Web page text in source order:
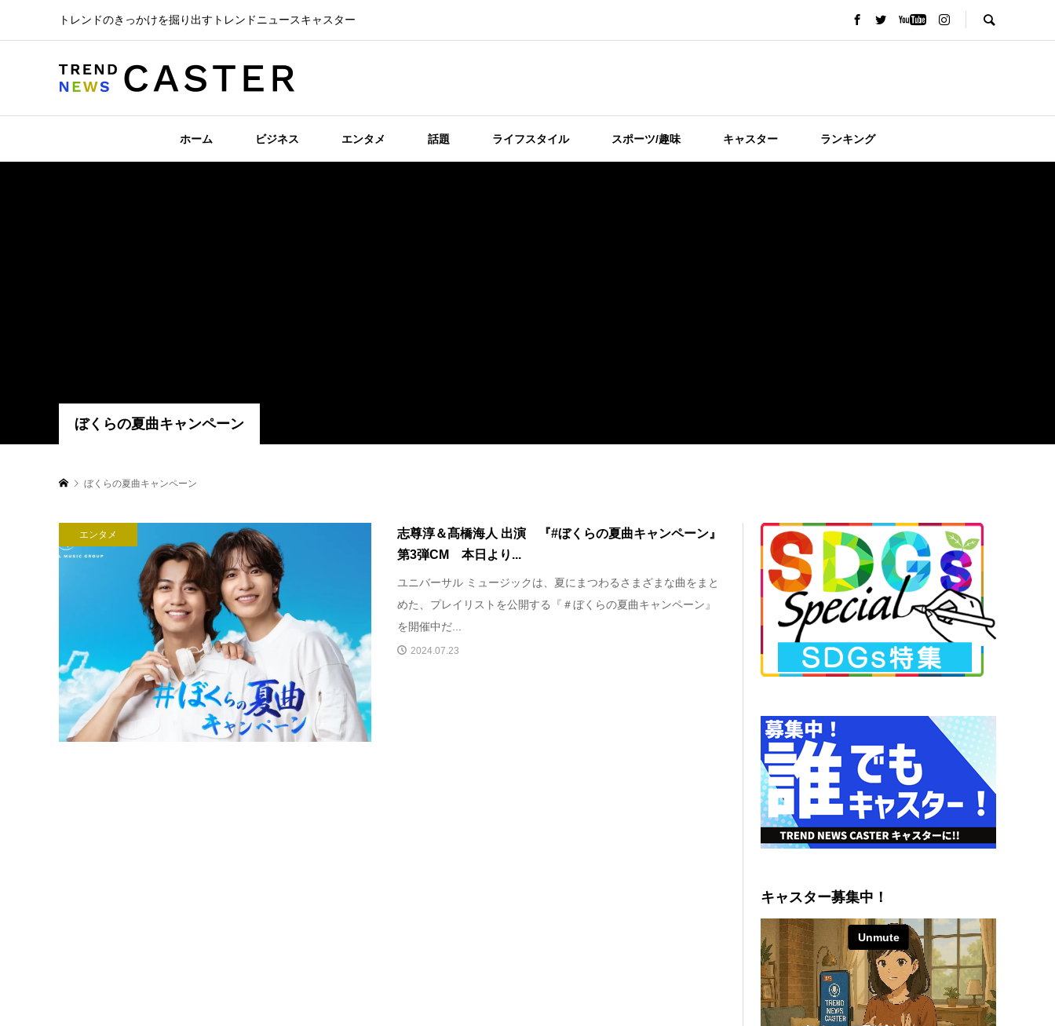
トレンドのきっかけを掘り出すトレンドニュースキャスター
ホーム ビジネス エンタメ 話題 ライフスタイル スポーツ/趣味 キャスター ランキング
ぼくらの夏曲キャンペーン
ぼくらの夏曲キャンペーン
エンタメ
志尊淳＆髙橋海人 出演 『#ぼくらの夏曲キャンペーン』
第3弾CM 本日より...
ユニバーサル ミュージックは、夏にまつわるさまざまな曲をまと
めた、プレイリストを公開する『＃ぼくらの夏曲キャンペーン』
を開催中だ...
2024.07.23
キャスター募集中！